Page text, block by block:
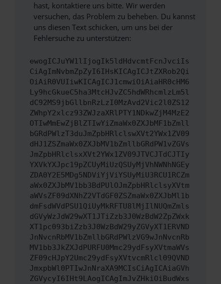
hast, kontaktiere uns bitte. Wir werden
versuchen, das Problem zu beheben. Du kannst
uns diesen Text schicken, um uns bei der
Fehlersuche zu unterstützen:
ewogICJuYW1lIjogIk5ldHdvcmtFcnJvciIs
CiAgImNvbmZpZyI6IHsKICAgICJtZXRob2Qi
OiAiR0VUIiwKICAgICJ1cmwiOiAiaHR0cHM6
Ly9hcGkueC5ha3MtcHJvZC5hdWRhcmlzLm5l
dC92MS9jbGllbnRzLzI0MzAvd2Vic2l0ZS12
ZWhpY2xlcz93ZWJzaXRlPTY1NDkwZjM4MzE2
OTIwMmEwZjBlZTIwYiZmaWx0ZXJbMF1bZmll
bGRdPWlzT3duJmZpbHRlclswXVt2YWx1ZV09
dHJ1ZSZmaWx0ZXJbMV1bZmllbGRdPW1vZGVs
JmZpbHRlclsxXVt2YWx1ZV09JTVCJTdCJTIy
YXVkYXJpc19pZCUyMiUzQSUyMjVhNWNhNGEy
ZDA0Y2E5MDg5NDViYjViYSUyMiU3RCU1RCZm
aWx0ZXJbMV1bb3BdPUlOJmZpbHRlclsyXVtm
aWVsZF09dXNhZ2VTdGF0ZSZmaWx0ZXJbMl1b
dmFsdWVdPSU1QiUyMkRFTU8lMjIlNUQmZmls
dGVyWzJdW29wXT1JTiZzb3J0WzBdW2ZpZWxk
XT1pc093biZzb3J0WzBdW29yZGVyXT1ERVND
JnNvcnRbMV1bZmllbGRdPWlzVG9wJnNvcnRb
MV1bb3JkZXJdPURFU0Mmc29ydFsyXVtmaWVs
ZF09cHJpY2Umc29ydFsyXVtvcmRlcl09QVND
JmxpbWl0PTIwJnNraXA9MCIsCiAgICAiaGVh
ZGVycyI6IHt9LAogICAgImJvZHkiOiBudWxs